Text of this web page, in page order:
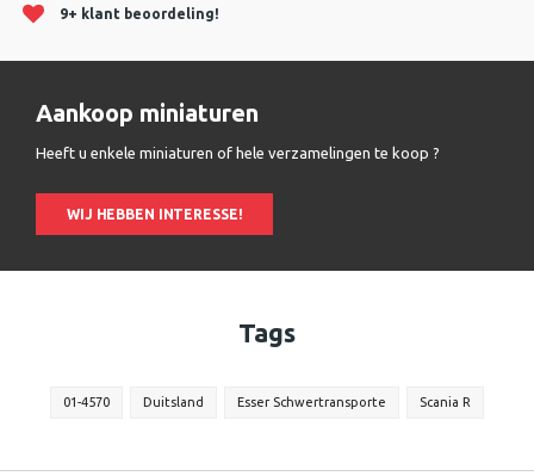
9+ klant beoordeling!
Aankoop miniaturen
Heeft u enkele miniaturen of hele verzamelingen te koop ?
WIJ HEBBEN INTERESSE!
Tags
01-4570 Duitsland Esser Schwertransporte Scania R